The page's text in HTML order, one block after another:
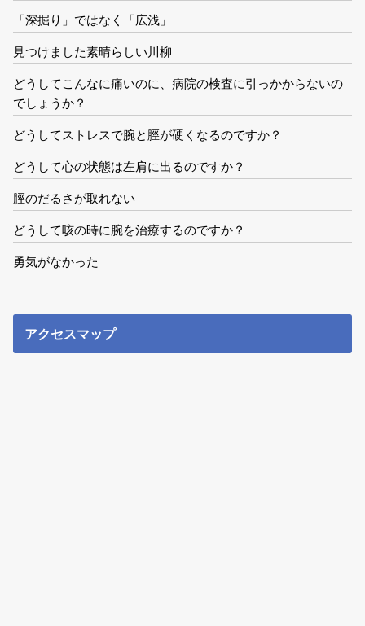
「深掘り」ではなく「広浅」
見つけました素晴らしい川柳
どうしてこんなに痛いのに、病院の検査に引っかからないの
でしょうか？
どうしてストレスで腕と脛が硬くなるのですか？
どうして心の状態は左肩に出るのですか？
脛のだるさが取れない
どうして咳の時に腕を治療するのですか？
勇気がなかった
アクセスマップ